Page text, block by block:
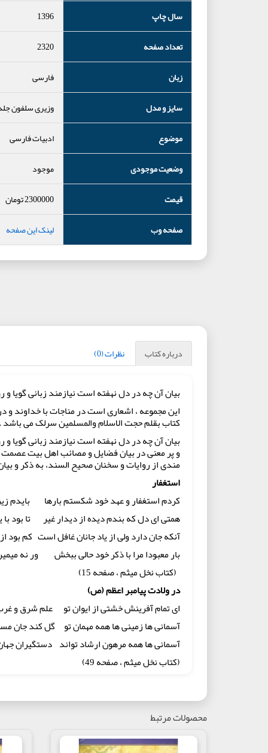
سال چاپ
1396
تعداد صفحه
2320
زبان
فارسی
سایز و مدل
وزیری سلفون
موضوع
ادبیات فارسی
وضعیت موجودی
موجود
قیمت
2300000تومان
صفحه وب
لینک این صفحه
درباره کتاب نظرات (0)
بیان آن چه در دل نهفته است نیازمند زبانی
این مجموعه ، اشعاری است در مناجات با
کتاب بقلم حجت الاسلام والمسلمین سرلک می باشد .
بیان آن چه در دل نهفته است نیازمند زبانی
و پر معنی در بیان فضایل و مصائب اهل بیت عصمت
مندی از روایات و سخنان صحیح السند، به ذکر و
استغفار
کردم استغفار و عهد خود شکستم بارها بایدم
همتی ای دل که بندم دیده از دیدار غیر تا بود با
آنکه جان دارد ولی از یاد جانان غافل است کم بود
بار معبودا مرا با ذکر خود حالی ببخش ور نه
(کتاب نخل میثم ، صفحه 15)
در ولادت پیامبر اعظم (ص)
ای تمام آفرینش خشتی از ایوان تو علم شرق و
آسمانی ها زمینی ها همه مهمان تو گل کند جان
آسمانی ها همه مرهون ارشاد تواند دستگیران
(کتاب نخل میثم ، صفحه 49)
الله اکبر حرم امشب حرم شدی بیش از همیشه
آیینه دار آیینه ذوالکرم شدی باغ ارم نه ،
ای زادگاه فاطمه ، ای خانه علی پروانه تو خلق و
محصولات مرتبط